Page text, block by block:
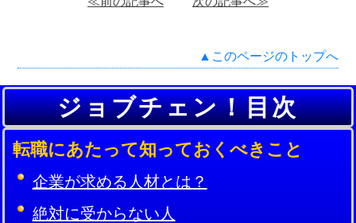
▲このページのトップへ
ジョブチェン！目次
転職にあたって知っておくべきこと
企業が求める人材とは？
絶対に受からない人